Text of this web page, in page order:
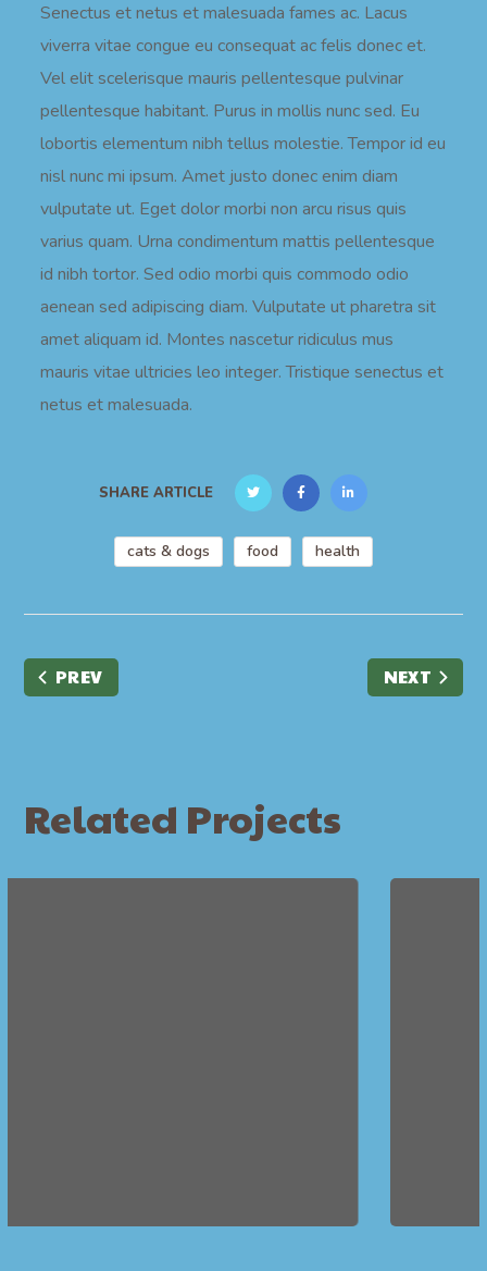
Senectus et netus et malesuada fames ac. Lacus
viverra vitae congue eu consequat ac felis donec et.
Vel elit scelerisque mauris pellentesque pulvinar
pellentesque habitant. Purus in mollis nunc sed. Eu
lobortis elementum nibh tellus molestie. Tempor id eu
nisl nunc mi ipsum. Amet justo donec enim diam
vulputate ut. Eget dolor morbi non arcu risus quis
varius quam. Urna condimentum mattis pellentesque
id nibh tortor. Sed odio morbi quis commodo odio
aenean sed adipiscing diam. Vulputate ut pharetra sit
amet aliquam id. Montes nascetur ridiculus mus
mauris vitae ultricies leo integer. Tristique senectus et
netus et malesuada.
SHARE ARTICLE
cats & dogs food health
PREV NEXT
Related Projects